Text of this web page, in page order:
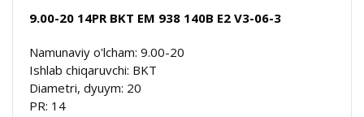
9.00-20 14PR BKT EM 938 140B E2 V3-06-3
Namunaviy o'lcham: 9.00-20
Ishlab chiqaruvchi: BKT
Diametri, dyuym: 20
PR: 14